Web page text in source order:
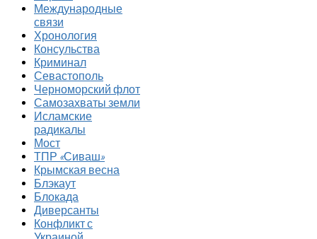
Международные
связи
Хронология
Консульства
Криминал
Севастополь
Черноморский флот
Самозахваты земли
Исламские
радикалы
Мост
ТПР «Сиваш»
Крымская весна
Блэкаут
Блокада
Диверсанты
Конфликт с